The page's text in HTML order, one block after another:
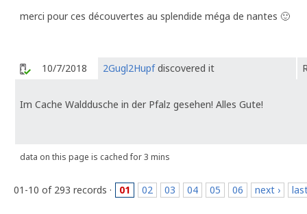
merci pour ces découvertes au splendide méga de nantes 🙂
10/7/2018 2Gugl2Hupfdiscovered it
Im Cache Walddusche in der Pfalz gesehen! Alles Gute!
data on this page is cached for 3 mins
01-10 of 293 records · 01 02 03 04 05 06 next ›